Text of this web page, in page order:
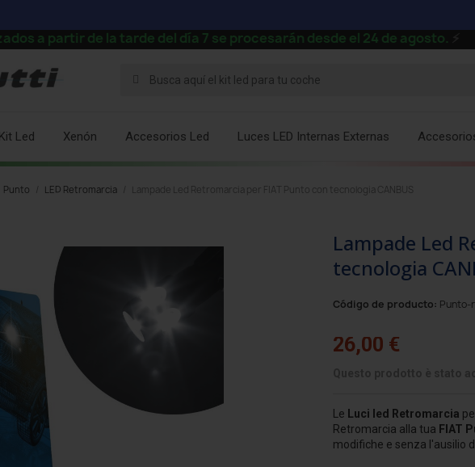
de la tarde del día 7 se procesarán desde el 24 de agosto.⚡
Kit Led Xenón Accesorios Led Luces LED Internas Externas
Punto LED Retromarcia Lampade Led Retromarcia per FIAT Punto con tecnologia CANBUS
Lampade Led
tecnologia
Código de producto:
26,00 €
Le Luci led Retromarcia
Retromarcia alla tua FIAT
modifiche e senza l'ausilio